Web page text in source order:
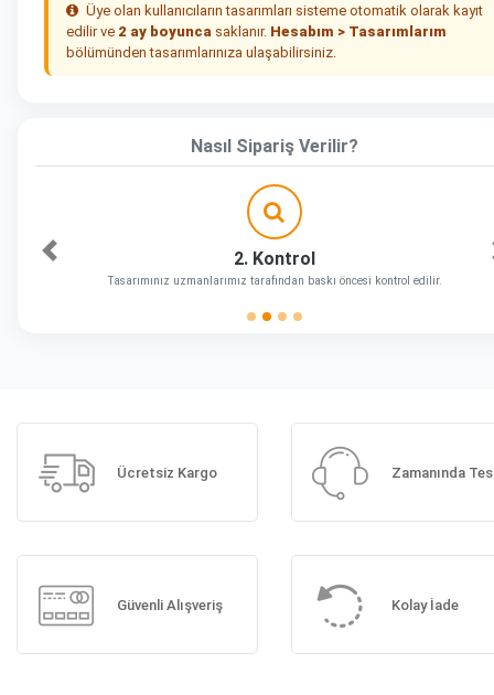
Üye olan kullanıcıların tasarımları sisteme otomatik olarak kayıt
edilir ve 2 ay boyunca saklanır. Hesabım > Tasarımlarım
bölümünden tasarımlarınıza ulaşabilirsiniz.
Nasıl Sipariş Verilir?
2. Kontrol
Tasarımınız uzmanlarımız tarafından baskı öncesi kontrol edilir.
Önceki
Ücretsiz Kargo Zamanında
Güvenli Alışveriş Kolay İade